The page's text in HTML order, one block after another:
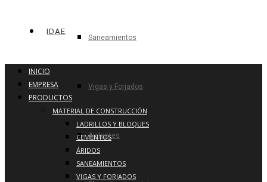
Saneamientos
Vigas y Forjados
Aislantes
IDAE
INICIO
EMPRESA
PRODUCTOS
MATERIAL DE CONSTRUCCIÓN
LADRILLOS Y BLOQUES
CEMENTOS
ÁRIDOS
SANEAMIENTOS
VIGAS Y FORJADOS